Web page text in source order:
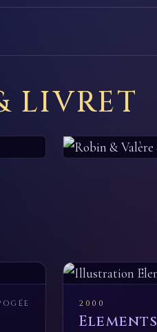
LIVRET
2000
Elements